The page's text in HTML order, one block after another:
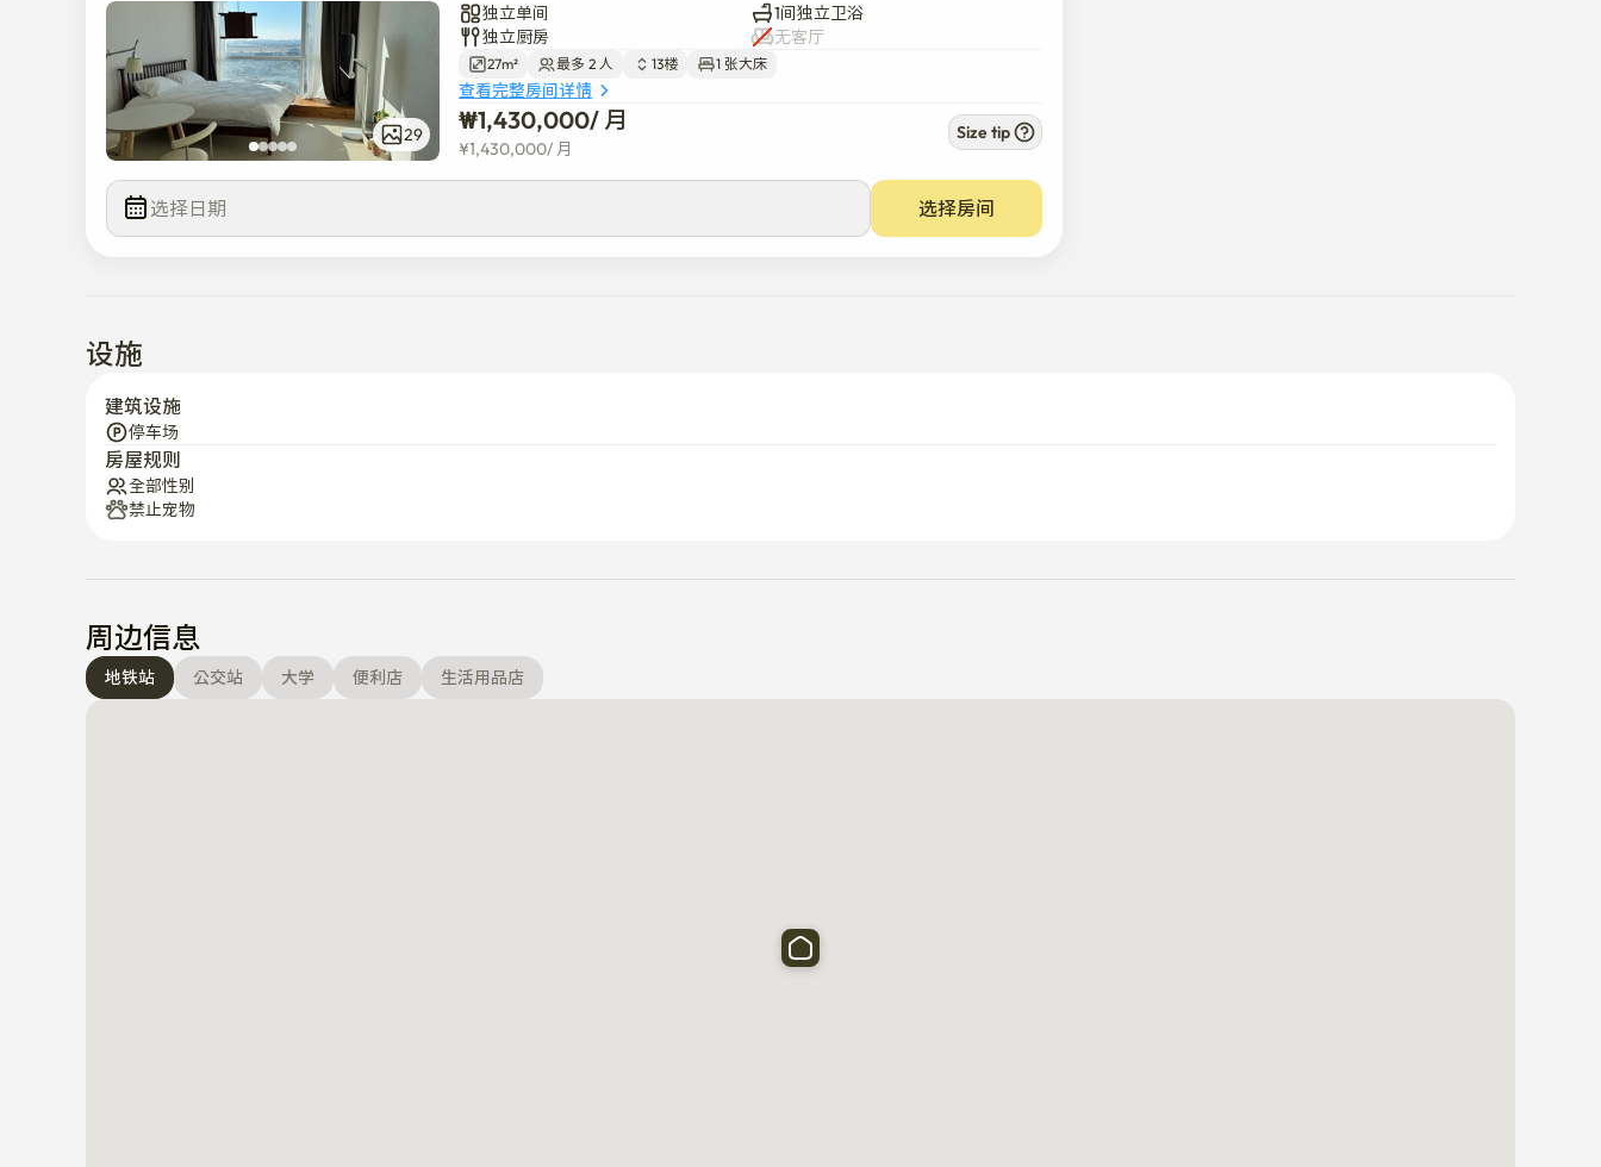
  我希望你有一个舒适的时光！
* 房间和建筑物内禁止吸烟。
* 大楼内提供付费停车服务（每两天一夜6,000韩元）。 然而，自动驾驶汽车和进口大型车辆很难进行机械停车，所
以请将车停在附近。
* 请在大楼一楼排放食物垃圾、普通垃圾以及单独的收集物品。
-金浦机场站步行10分钟
29
独立单间
1间独立卫浴
独立厨房
无客厅
27m² 最多 2 人 13楼 1 张大床
查看完整房间详情
₩1,430,000/ 月
¥1,430,000/ 月
Size tip
选择日期 选择房间
设施
建筑设施
停车场
房屋规则
全部性别
禁止宠物
周边信息
地铁站 公交站 大学 便利店 生活用品店